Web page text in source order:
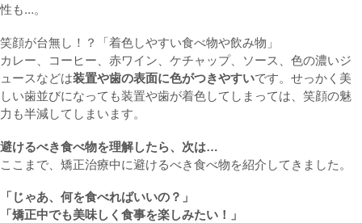
性も…。
笑顔が台無し！？「着色しやすい食べ物や飲み物」
カレー、コーヒー、赤ワイン、ケチャップ、ソース、色の濃いジ
ュースなどは装置や歯の表面に色がつきやすいです。せっかく美
しい歯並びになっても装置や歯が着色してしまっては、笑顔の魅
力も半減してしまいます。
避けるべき食べ物を理解したら、次は…
ここまで、矯正治療中に避けるべき食べ物を紹介してきました。
「じゃあ、何を食べればいいの？」
「矯正中でも美味しく食事を楽しみたい！」